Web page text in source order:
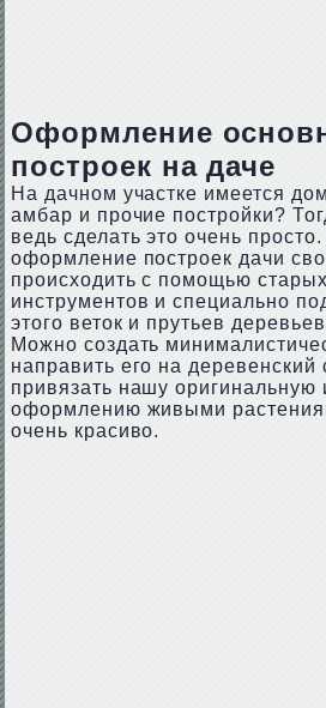
Оформление
построек на даче
На дачном участке имеется
амбар и прочие постройки?
ведь сделать это очень
оформление построек дачи
происходить с помощью
инструментов и специально
этого веток и прутьев
Можно создать
направить его на деревенский
привязать нашу оригинальную
оформлению живыми
очень красиво.